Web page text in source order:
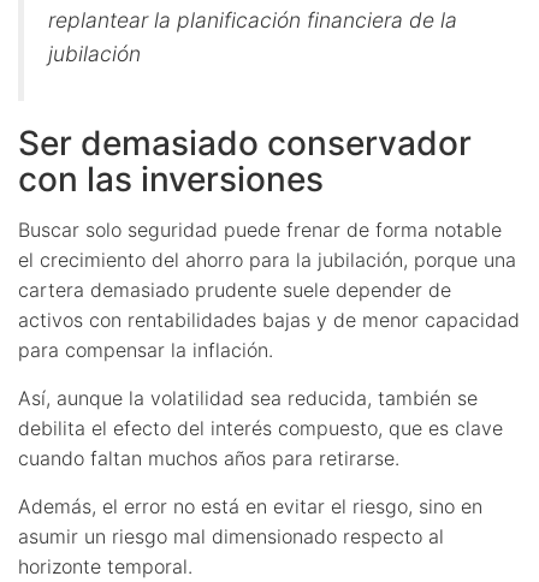
replantear la planificación financiera de la
jubilación
Ser demasiado conservador
con las inversiones
Buscar solo seguridad puede frenar de forma notable
el crecimiento del ahorro para la jubilación, porque una
cartera demasiado prudente suele depender de
activos con rentabilidades bajas y de menor capacidad
para compensar la inflación.
Así, aunque la volatilidad sea reducida, también se
debilita el efecto del interés compuesto, que es clave
cuando faltan muchos años para retirarse.
Además, el error no está en evitar el riesgo, sino en
asumir un riesgo mal dimensionado respecto al
horizonte temporal.